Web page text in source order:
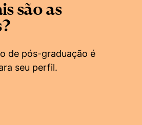
Moraes
Computação
são as
de pós-graduação é
seu perfil.